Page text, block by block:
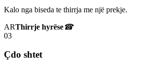
Kalo nga biseda te thirrja me një prekje.
ARThirrje hyrëse☎
03
Çdo shtet